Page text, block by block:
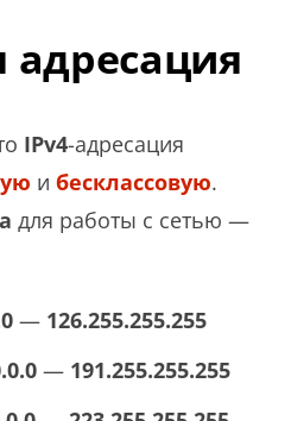
адресация
IPv4-адресация
и бесклассовую.
для работы с сетью —
— 126.255.255.255
— 191.255.255.255